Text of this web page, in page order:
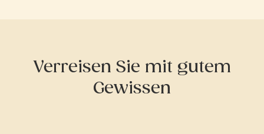
Verreisen Sie mit gutem
Gewissen